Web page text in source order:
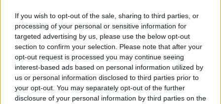
If you wish to opt-out of the sale, sharing to third parties, or
processing of your personal or sensitive information for
targeted advertising by us, please use the below opt-out
section to confirm your selection. Please note that after your
opt-out request is processed you may continue seeing
interest-based ads based on personal information utilized by
us or personal information disclosed to third parties prior to
your opt-out. You may separately opt-out of the further
disclosure of your personal information by third parties on the
Σχόλια
Σχολίασε εδώ